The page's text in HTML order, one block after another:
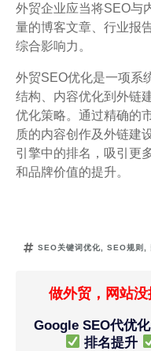
外贸企业应当将SEO与
量的博客文章、行业报
综合影响力。
外贸SEO优化是一项系
结构、内容优化到外链
优化策略。通过精确的
质的内容创作及外链建
引擎中的排名，吸引更
和品牌价值的提升。
SEO关键词优化 SEO规则
做外贸，网站
Google SEO代优
排名提升